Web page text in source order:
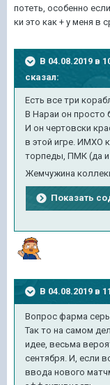
потеть, особенно
ки это как + у меня в
В 04.08.2019 в
сказал:
Есть все три
В Нараи он просто
И он чертовски
в этой игре. ИМХО
торпеды, ПМК (да и
Жемчужина
Показать
В 04.08.2019 в
Вопрос фарма
Так то на самом
идее, весьма
сентября. И, если
ввода нового